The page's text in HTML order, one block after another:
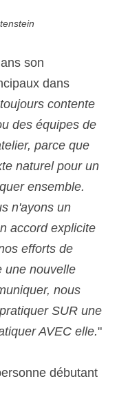
son
dans
contente
des équipes de
parce que
naturel pour un
ensemble.
n'ayons un
accord explicite
efforts de
une nouvelle
nous
SUR une
AVEC elle."
débutant